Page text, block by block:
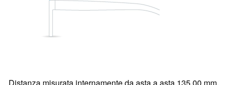
Distanza misurata internamente da asta a asta 135.00 mm.